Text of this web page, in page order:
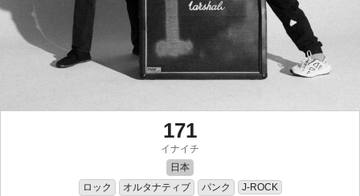
171
イナイチ
日本
ロック
オルタナティブ パンク J-ROCK